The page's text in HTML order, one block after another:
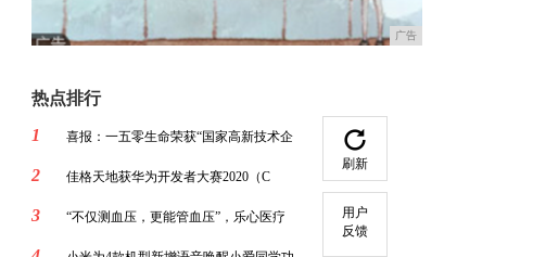
广告
热点排行
1
喜报：一五零生命荣获“国家高新技术企
2 佳格天地获华为开发者大赛2020（C
3 “不仅测血压，更能管血压”，乐心医疗
刷新
用户
反馈